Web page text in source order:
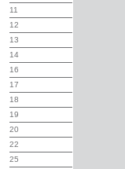
11
12
13
14
16
17
18
19
20
22
25